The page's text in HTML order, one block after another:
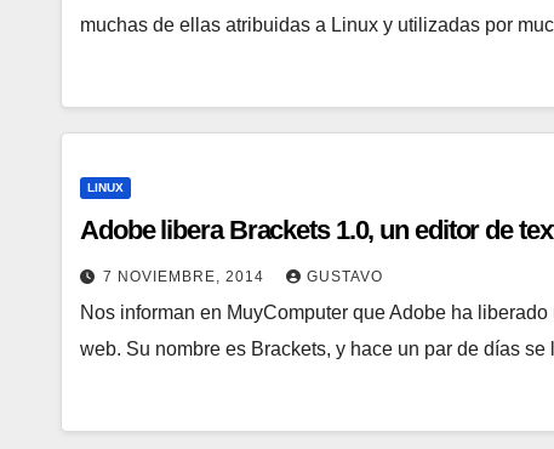
muchas de ellas atribuidas a Linux y utilizadas por
LINUX
Adobe libera Brackets 1.0, un editor de
7 NOVIEMBRE, 2014 GUSTAVO
Nos informan en MuyComputer que Adobe ha
web. Su nombre es Brackets, y hace un par de días